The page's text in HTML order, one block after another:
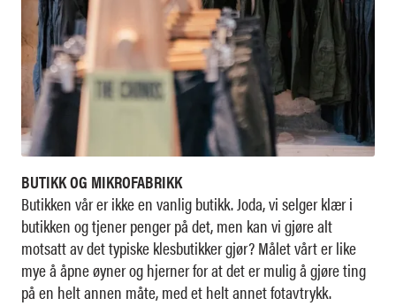
BUTIKK OG MIKROFABRIKK
Butikken vår er ikke en vanlig butikk. Joda, vi selger klær i
butikken og tjener penger på det, men kan vi gjøre alt
motsatt av det typiske klesbutikker gjør? Målet vårt er like
mye å åpne øyner og hjerner for at det er mulig å gjøre ting
på en helt annen måte, med et helt annet fotavtrykk.